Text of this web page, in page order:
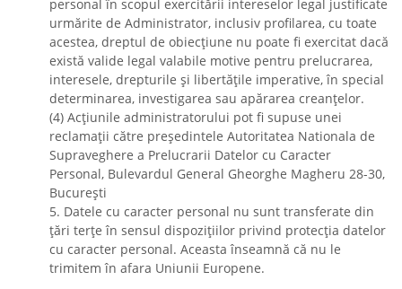
personal în scopul exercitării intereselor legal justificate
urmărite de Administrator, inclusiv profilarea, cu toate
acestea, dreptul de obiecțiune nu poate fi exercitat dacă
există valide legal valabile motive pentru prelucrarea,
interesele, drepturile și libertățile imperative, în special
determinarea, investigarea sau apărarea creanțelor.
(4) Acțiunile administratorului pot fi supuse unei
reclamații către președintele Autoritatea Nationala de
Supraveghere a Prelucrarii Datelor cu Caracter
Personal, Bulevardul General Gheorghe Magheru 28-30,
București
5. Datele cu caracter personal nu sunt transferate din
țări terțe în sensul dispozițiilor privind protecția datelor
cu caracter personal. Aceasta înseamnă că nu le
trimitem în afara Uniunii Europene.